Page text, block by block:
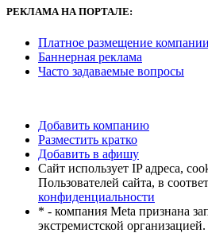
РЕКЛАМА НА ПОРТАЛЕ:
Платное размещение компании
Баннерная реклама
Часто задаваемые вопросы
Добавить компанию
Разместить кратко
Добавить в афишу
Сайт использует IP адреса,
Пользователей сайта, в
конфиденциальности
* - компания Meta признана
экстремистской организацией.